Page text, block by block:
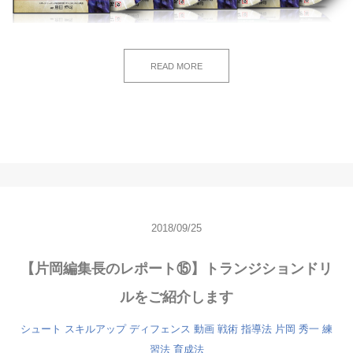
READ MORE
2018/09/25
【片岡編集長のレポート⑮】トランジションドリ
ルをご紹介します
シュート スキルアップ ディフェンス 動画 戦術 指導法 片岡 秀一 練
習法 育成法